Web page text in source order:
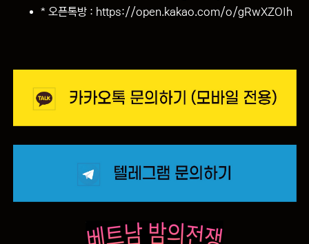
* 오픈톡방 : https://open.kakao.com/o/gRwXZOIh